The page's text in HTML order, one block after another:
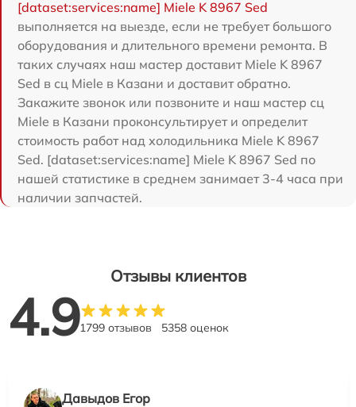
[dataset:services:name] Miele K 8967 Sed
выполняется на выезде, если не требует большого
оборудования и длительного времени ремонта. В
таких случаях наш мастер доставит Miele K 8967
Sed в сц Miele в Казани и доставит обратно.
Закажите звонок или позвоните и наш мастер сц
Miele в Казани проконсультирует и определит
стоимость работ над холодильника Miele K 8967
Sed. [dataset:services:name] Miele K 8967 Sed по
нашей статистике в среднем занимает 3-4 часа при
наличии запчастей.
Отзывы клиентов
4.91799 отзывов 5358 оценок
Давыдов Егор